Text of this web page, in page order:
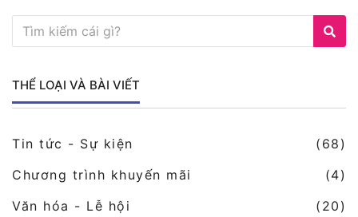
THỂ LOẠI VÀ BÀI VIẾT
Tin tức - Sự kiện
(68)
Chương trình khuyến mãi
(4)
Văn hóa - Lễ hội
(20)